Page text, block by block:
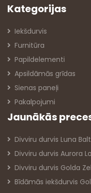
Kategorijas
Iekšdurvis
Furnitūra
Papildelementi
Apsildāmās grīdas
Sienas paneļi
Pakalpojumi
Jaunākās
Divviru durvis Luna
Divviru durvis Aurora
Divviru durvis Golda
Bīdāmās iekšdurvis